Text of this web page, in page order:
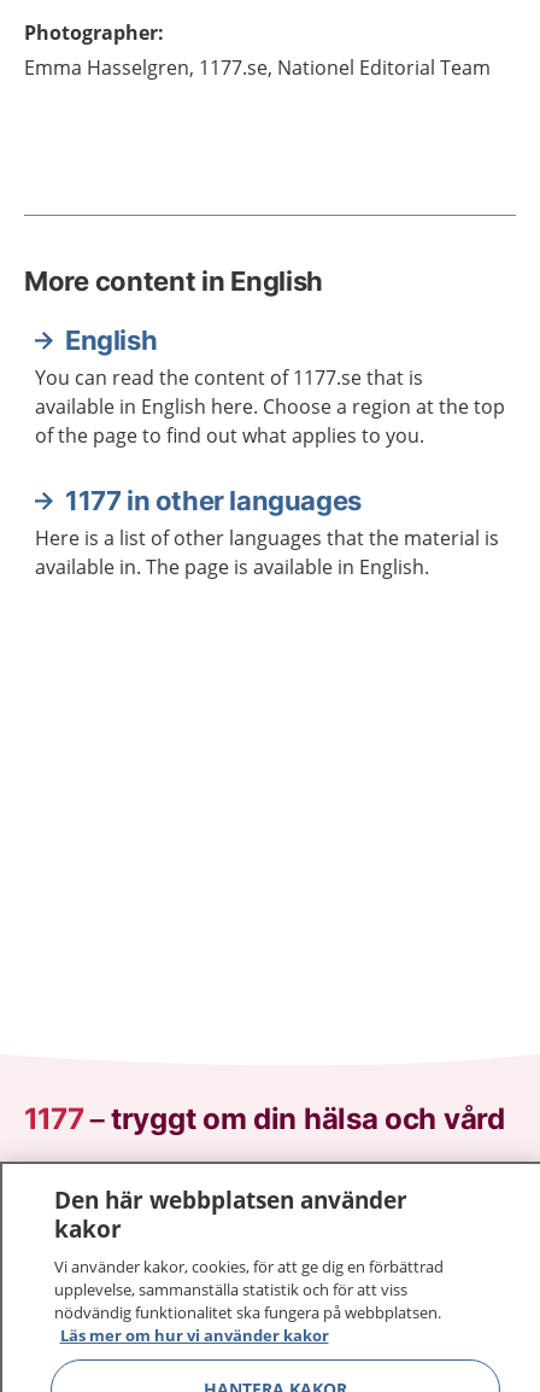
Photographer:
Emma Hasselgren, 1177.se, Nationel Editorial Team
More content in English
English
You can read the content of 1177.se that is
available in English here. Choose a region at the top
of the page to find out what applies to you.
1177 in other languages
Here is a list of other languages that the material is
available in. The page is available in English.
1177–tryggt om din hälsa och vård
sjukdomar och vilka mottagningar du kan kontakta.
Logga in för att läsa din journal och göra dina
vårdärenden. Ring telefonnummer 1177 för
sjukvårdsrådgivning dygnet runt.
1177 ger dig råd när du vill må bättre.
Den här webbplatsen använder
kakor
Vi använder kakor, cookies, för att ge dig en förbättrad
upplevelse, sammanställa statistik och för att viss
nödvändig funktionalitet ska fungera på webbplatsen.
Läs mer om hur vi använder kakor